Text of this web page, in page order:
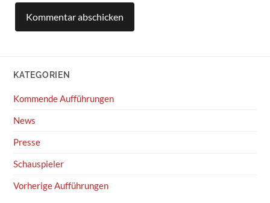
KATEGORIEN
Kommende Aufführungen
News
Presse
Schauspieler
Vorherige Aufführungen